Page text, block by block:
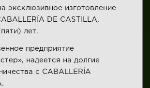
эксклюзивное изготовление
DE CASTILLA,
лет.
предприятие
надеется на долгие
с CABALLERÍA